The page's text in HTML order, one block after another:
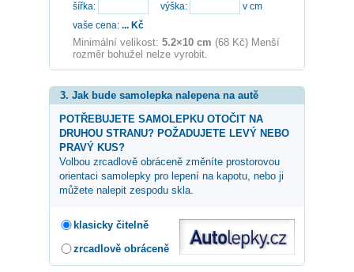
šířka:
výška:
v cm
vaše cena: ... Kč
Minimální velikost: 5.2×10 cm (68 Kč) Menší
rozměr bohužel nelze vyrobit.
3. Jak bude samolepka nalepena na autě
POTŘEBUJETE SAMOLEPKU OTOČIT NA
DRUHOU STRANU? POŽADUJETE LEVÝ NEBO
PRAVÝ KUS?
Volbou zrcadlově obráceně změníte prostorovou
orientaci samolepky pro lepení na kapotu, nebo ji
můžete nalepit zespodu skla.
klasicky čitelně
zrcadlově obráceně